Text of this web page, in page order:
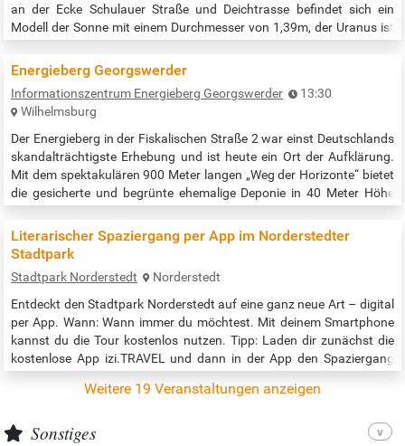
an der Ecke Schulauer Straße und Deichtrasse befindet sich ein
Modell der Sonne mit einem Durchmesser von 1,39m, der Uranus ist
Hetlinger Schanze nach einem Fussweg von ca. 6 km. Erdacht wurde
Energieberg Georgswerder
Informationszentrum Energieberg Georgswerder
13:30
Wilhelmsburg
Der Energieberg in der Fiskalischen Straße 2 war einst Deutschlands
skandalträchtigste Erhebung und ist heute ein Ort der Aufklärung.
Mit dem spektakulären 900 Meter langen „Weg der Horizonte“ bietet
die gesicherte und begrünte ehemalige Deponie in 40 Meter Höhe
regelmäßig Führungen zur Geschichte des Bergs von einer
Mülldeponie zum Energieberg statt: sonnabends und sonntags um
13.30 Uhr …
Literarischer Spaziergang per App im Norderstedter
Stadtpark
Stadtpark Norderstedt
Norderstedt
Entdeckt den Stadtpark Norderstedt auf eine ganz neue Art – digital
per App. Wann: Wann immer du möchtest. Mit deinem Smartphone
kannst du die Tour kostenlos nutzen. Tipp: Laden dir zunächst die
kostenlose App izi.TRAVEL und dann in der App den Spaziergang
Spaziergang statt: im Stadtpark Norderstedt Für wen: Für alle, die
Weitere 19 Veranstaltungen anzeigen
Sonstiges